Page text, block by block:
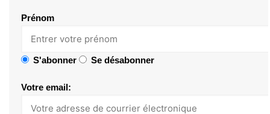
Prénom
S'abonner Se désabonner
Votre email: